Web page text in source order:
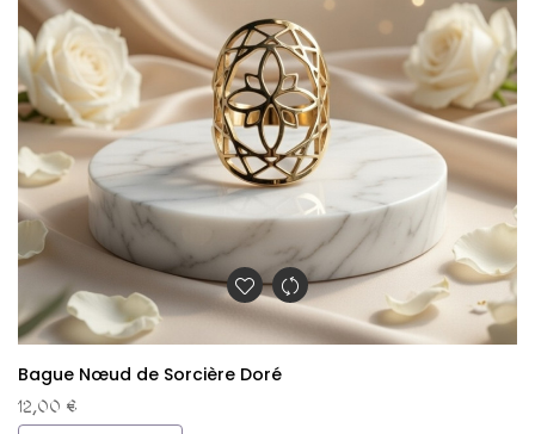
Bague Nœud de Sorcière Doré
12,00 €